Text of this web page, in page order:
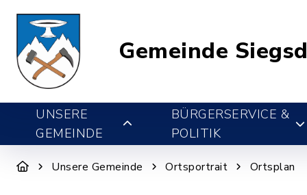
Gemeinde
UNSERE
GEMEINDE
BÜRGERSERVICE &
POLITIK
Unsere Gemeinde Ortsportrait Ortsplan